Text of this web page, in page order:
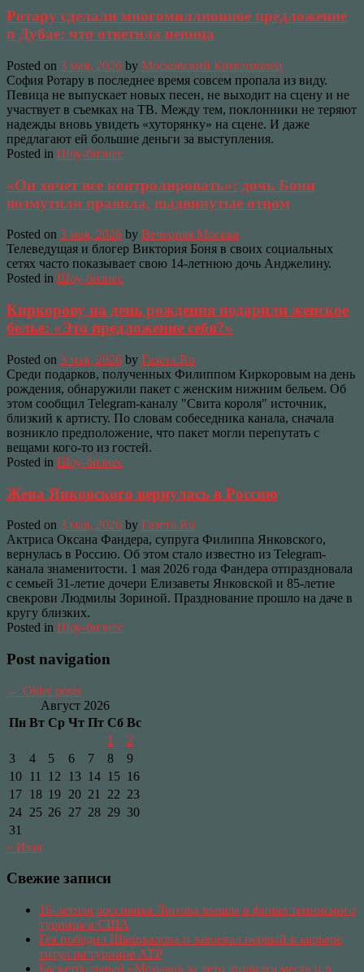
Ротару сделали многомиллионное предложение
в Дубае: что ответила певица
Posted on 3 мая, 2026 by Московский Комсомолец
София Ротару в последнее время совсем пропала из виду.
Певица не выпускает новых песен, не выходит на сцену и не
участвует в съемках на ТВ. Между тем, поклонники не теряют
надежды вновь увидеть «хуторянку» на сцене. И даже
предлагают ей большие деньги за выступления.
Posted in Шоу-бизнес
«Он хочет все контролировать»: дочь Бони
возмутили правила, выдвинутые отцом
Posted on 3 мая, 2026 by Вечерняя Москва
Телеведущая и блогер Виктория Боня в своих социальных
сетях часто показывает свою 14-летнюю дочь Анджелину.
Posted in Шоу-бизнес
Киркорову на день рождения подарили женское
белье: «Это предложение себя?»
Posted on 3 мая, 2026 by Газета.Ru
Среди подарков, полученных Филиппом Киркоровым на день
рождения, обнаружили пакет с женским нижним бельем. Об
этом сообщил Telegram-каналу "Свита короля" источник,
близкий к артисту. По словам собеседника канала, сначала
возникло предположение, что пакет могли перепутать с
вещами кого‑то из гостей.
Posted in Шоу-бизнес
Жена Янковского вернулась в Россию
Posted on 3 мая, 2026 by Газета.Ru
Актриса Оксана Фандера, супруга Филиппа Янковского,
вернулась в Россию. Об этом стало известно из Telegram-
канала знаменитости. 1 мая 2026 года Фандера отпраздновала
с семьей 31-летие дочери Елизаветы Янковской и 85-летие
свекрови Людмилы Зориной. Празднование прошло на даче в
кругу близких.
Posted in Шоу-бизнес
Post navigation
← Older posts
Август 2026
Пн Вт Ср Чт Пт Сб Вс
1
2
3
4 5 6 7 8
9
10 11 12 13 14 15 16
17 18 19 20 21 22 23
24 25 26 27 28 29 30
31
« Июл
Свежие записи
16-летняя россиянка Лютова вышла в финал теннисного
турнира в США
Геа победил Шаповалова и завоевал первый в карьере
титул на турнире АТР
Баскетбольный «Монако» за лето лишился места и в